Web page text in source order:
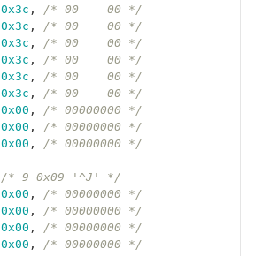
0x3c ,
/* 00    00 */
0x3c ,
/* 00    00 */
0x3c ,
/* 00    00 */
0x3c ,
/* 00    00 */
0x3c ,
/* 00    00 */
0x3c ,
/* 00    00 */
0x00 ,
/* 00000000 */
0x00 ,
/* 00000000 */
0x00 , /* 00000000 */
/* 9 0x09 '^J' */
0x00 ,
/* 00000000 */
0x00 ,
/* 00000000 */
0x00 ,
/* 00000000 */
0x00 ,
/* 00000000 */